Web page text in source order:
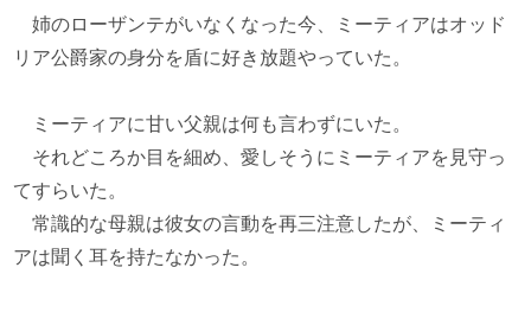
姉のローザンテがいなくなった今、ミーティアはオッド
リア公爵家の身分を盾に好き放題やっていた。
ミーティアに甘い父親は何も言わずにいた。
それどころか目を細め、愛しそうにミーティアを見守っ
てすらいた。
常識的な母親は彼女の言動を再三注意したが、ミーティ
アは聞く耳を持たなかった。